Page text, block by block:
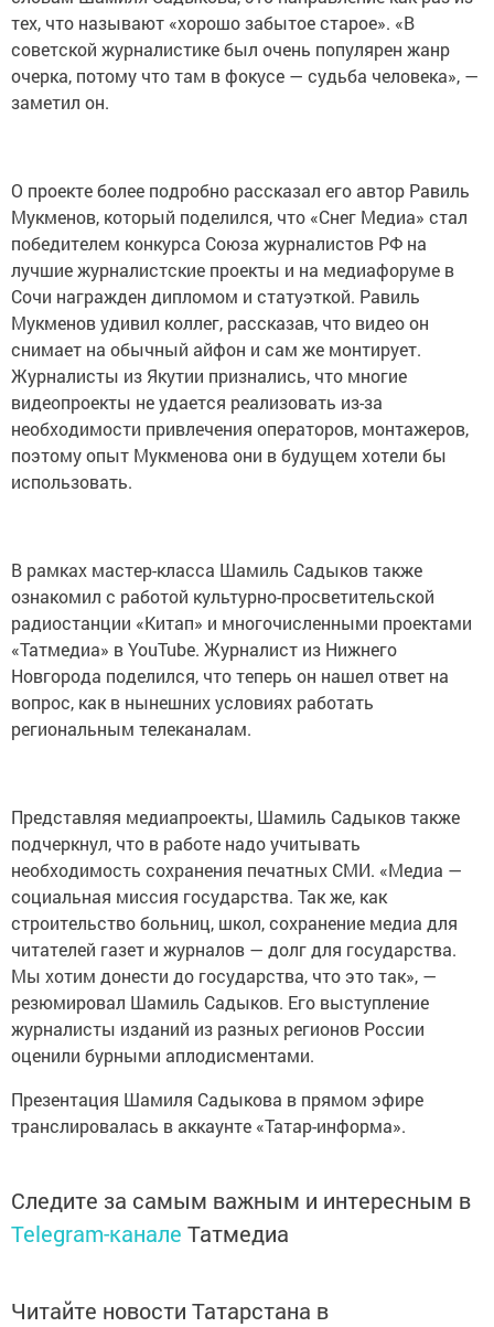
тех, что называют «хорошо забытое старое». «В
советской журналистике был очень популярен жанр
очерка, потому что там в фокусе — судьба человека», —
заметил он.
О проекте более подробно рассказал его автор Равиль
Мукменов, который поделился, что «Снег Медиа» стал
победителем конкурса Союза журналистов РФ на
лучшие журналистские проекты и на медиафоруме в
Сочи награжден дипломом и статуэткой. Равиль
Мукменов удивил коллег, рассказав, что видео он
снимает на обычный айфон и сам же монтирует.
Журналисты из Якутии признались, что многие
видеопроекты не удается реализовать из-за
необходимости привлечения операторов, монтажеров,
поэтому опыт Мукменова они в будущем хотели бы
использовать.
В рамках мастер-класса Шамиль Садыков также
ознакомил с работой культурно-просветительской
радиостанции «Китап» и многочисленными проектами
«Татмедиа» в YouTube. Журналист из Нижнего
Новгорода поделился, что теперь он нашел ответ на
вопрос, как в нынешних условиях работать
региональным телеканалам.
Представляя медиапроекты, Шамиль Садыков также
подчеркнул, что в работе надо учитывать
необходимость сохранения печатных СМИ. «Медиа —
социальная миссия государства. Так же, как
строительство больниц, школ, сохранение медиа для
читателей газет и журналов — долг для государства.
Мы хотим донести до государства, что это так», —
резюмировал Шамиль Садыков. Его выступление
журналисты изданий из разных регионов России
оценили бурными аплодисментами.
Презентация Шамиля Садыкова в прямом эфире
транслировалась в аккаунте «Татар-информа».
Следите за самым важным и интересным в
Telegram-канале Татмедиа
Читайте новости Татарстана в